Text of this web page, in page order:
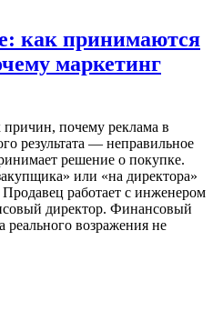
как принимаются
маркетинг
почему реклама в
результата — неправильное
решение о покупке.
или «на директора»
работает с инженером
директор. Финансовый
реального возражения не